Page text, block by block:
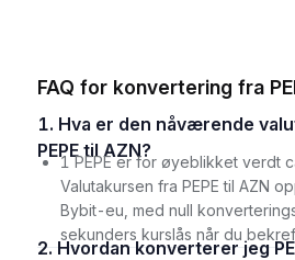
FAQ for konvertering fra
1. Hva er den nåværende valutakursen fra
PEPE til AZN?
1 PEPE er for øyeblikket verdt
Valutakursen fra PEPE til AZN
Bybit-eu, med null
sekunders kurslås når du
2. Hvordan konverterer jeg PEPE til AZN på